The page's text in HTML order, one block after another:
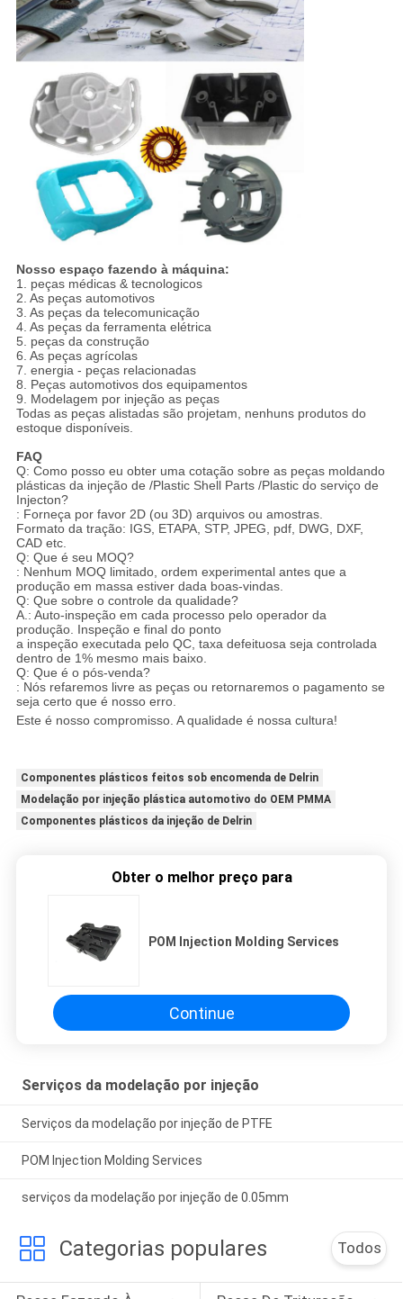
Nosso espaço fazendo à máquina:
1. peças médicas & tecnologicos
2. As peças automotivos
3. As peças da telecomunicação
4. As peças da ferramenta elétrica
5. peças da construção
6. As peças agrícolas
7. energia - peças relacionadas
8. Peças automotivos dos equipamentos
9. Modelagem por injeção as peças
Todas as peças alistadas são projetam, nenhuns produtos do
estoque disponíveis.
FAQ
Q: Como posso eu obter uma cotação sobre as peças moldando
plásticas da injeção de /Plastic Shell Parts /Plastic do serviço de
Injecton?
: Forneça por favor 2D (ou 3D) arquivos ou amostras.
Formato da tração: IGS, ETAPA, STP, JPEG, pdf, DWG, DXF,
CAD etc.
Q: Que é seu MOQ?
: Nenhum MOQ limitado, ordem experimental antes que a
produção em massa estiver dada boas-vindas.
Q: Que sobre o controle da qualidade?
A.: Auto-inspeção em cada processo pelo operador da
produção. Inspeção e final do ponto
a inspeção executada pelo QC, taxa defeituosa seja controlada
dentro de 1% mesmo mais baixo.
Q: Que é o pós-venda?
: Nós refaremos livre as peças ou retornaremos o pagamento se
seja certo que é nosso erro.
Este é nosso compromisso. A qualidade é nossa cultura!
Componentes plásticos feitos sob encomenda de Delrin
Modelação por injeção plástica automotivo do OEM PMMA
Componentes plásticos da injeção de Delrin
Obter o melhor preço para
POM Injection Molding Services
Continue
Serviços da modelação por injeção
Serviços da modelação por injeção de PTFE
POM Injection Molding Services
serviços da modelação por injeção de 0.05mm
Categorias populares Todos